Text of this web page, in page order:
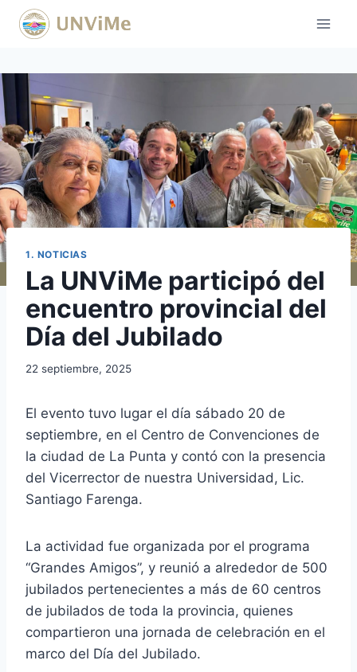
Saltar
1. NOTICIAS
La UNViMe participó del
encuentro provincial del
Día del Jubilado
22 septiembre, 2025
El evento tuvo lugar el día sábado 20 de
septiembre, en el Centro de Convenciones de
la ciudad de La Punta y contó con la presencia
del Vicerrector de nuestra Universidad, Lic.
Santiago Farenga.
La actividad fue organizada por el programa
“Grandes Amigos”, y reunió a alrededor de 500
jubilados pertenecientes a más de 60 centros
de jubilados de toda la provincia, quienes
compartieron una jornada de celebración en el
marco del Día del Jubilado.